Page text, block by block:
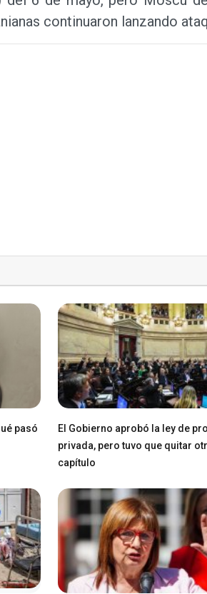
continuaron lanzando
pasó
El Gobierno aprobó la ley de
privada, pero tuvo que quitar
capítulo